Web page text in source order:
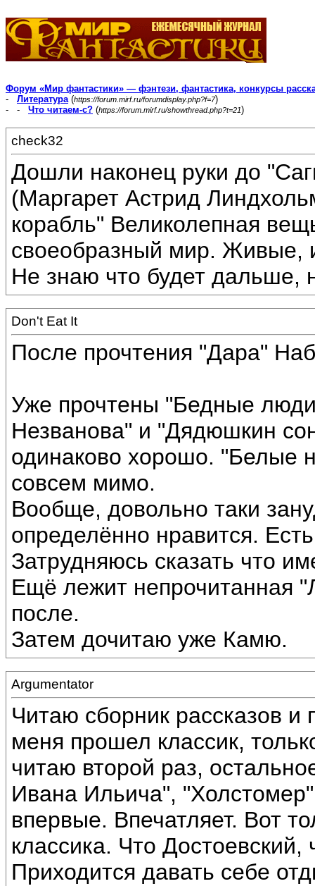
Форум «Мир фантастики» — фэнтези, фантастика, конкурсы
- Литература(https://forum.mirf.ru/forumdisplay.php?f=7)
- - Что читаем-с? (https://forum.mirf.ru/showthread.php?t=21)
check32
Дошли наконец руки до
(Маргарет Астрид
корабль" Великолепная
своеобразный мир. Живые,
Не знаю что будет дальше,
Don't Eat It
После прочтения "Дара"
Уже прочтены "Бедные
Незванова" и "Дядюшкин
одинаково хорошо. "Белые
совсем мимо.
Вообще, довольно таки
определённо нравится.
Затрудняюсь сказать что
Ещё лежит непрочитанная
после.
Затем дочитаю уже Камю.
Argumentator
Читаю сборник рассказов и
меня прошел классик,
читаю второй раз,
Ивана Ильича",
впервые. Впечатляет. Вот
классика. Что Достоевский,
Приходится давать себе